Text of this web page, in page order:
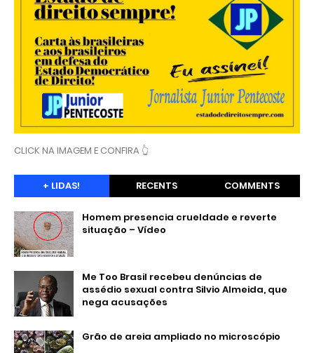
CLICK NA IMAGEM E CONFIRA 👆
+ LIDAS! RECENTS COMMENTS
Homem presencia crueldade e reverte
situação – Vídeo
Me Too Brasil recebeu denúncias de
assédio sexual contra Silvio Almeida, que
nega acusações
Grão de areia ampliado no microscópio